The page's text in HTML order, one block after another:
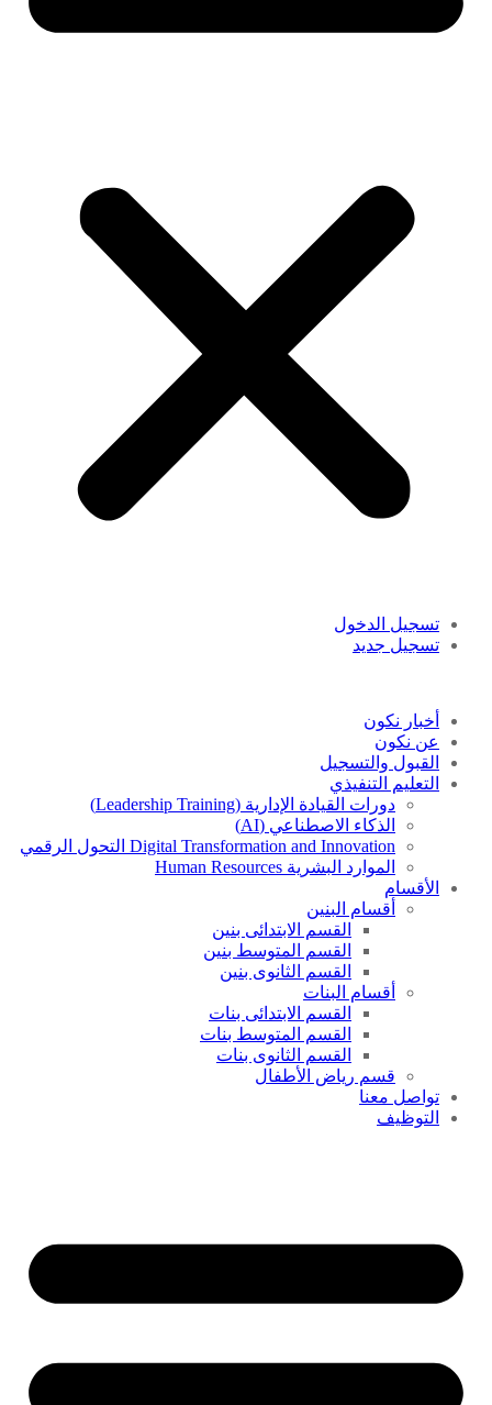
تسجيل الدخول
تسجيل جديد
أخبار نكون
عن نكون
القبول والتسجيل
التعليم التنفيذي
دورات القيادة الإدارية (Leadership Training)
الذكاء الاصطناعي (AI)
Digital Transformation and Innovation التحول الرقمي
الموارد البشرية Human Resources
الأقسام
أقسام البنين
القسم الابتدائى بنين
القسم المتوسط بنين
القسم الثانوى بنين
أقسام البنات
القسم الابتدائى بنات
القسم المتوسط بنات
القسم الثانوى بنات
قسم رياض الأطفال
تواصل معنا
التوظيف